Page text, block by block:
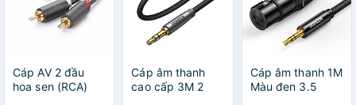
Cáp AV 2 đầu
hoa sen (RCA)
Cáp âm thanh
cao cấp 3M 2
Cáp âm thanh 1M
Màu đen 3.5